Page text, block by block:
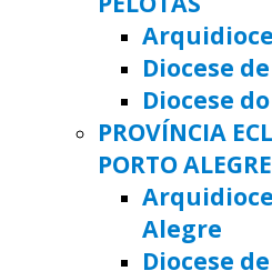
Diocese
Diocese
PROVÍNCIA
PORTO ALEGRE
Alegre
Diocese